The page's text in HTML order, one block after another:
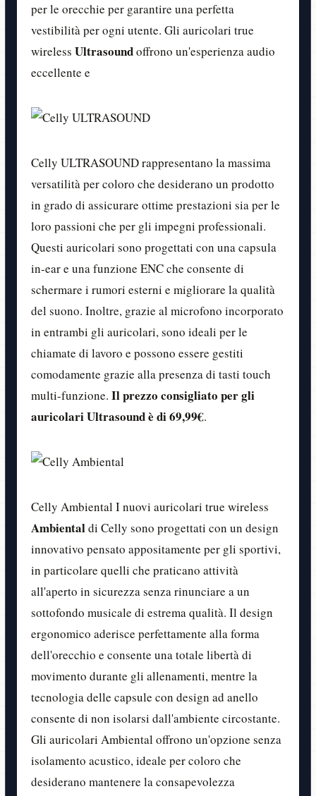
per le orecchie per garantire una perfetta
vestibilità per ogni utente. Gli auricolari true
wireless Ultrasoundoffrono un'esperienza audio
eccellente e
Celly ULTRASOUND rappresentano la massima
versatilità per coloro che desiderano un prodotto
in grado di assicurare ottime prestazioni sia per le
loro passioni che per gli impegni professionali.
Questi auricolari sono progettati con una capsula
in-ear e una funzione ENC che consente di
schermare i rumori esterni e migliorare la qualità
del suono. Inoltre, grazie al microfono incorporato
in entrambi gli auricolari, sono ideali per le
chiamate di lavoro e possono essere gestiti
comodamente grazie alla presenza di tasti touch
multi-funzione. Il prezzo consigliato per gli
auricolari Ultrasound è di 69,99€.
Celly Ambiental I nuovi auricolari true wireless
Ambientaldi Celly sono progettati con un design
innovativo pensato appositamente per gli sportivi,
in particolare quelli che praticano attività
all'aperto in sicurezza senza rinunciare a un
sottofondo musicale di estrema qualità. Il design
ergonomico aderisce perfettamente alla forma
dell'orecchio e consente una totale libertà di
movimento durante gli allenamenti, mentre la
tecnologia delle capsule con design ad anello
consente di non isolarsi dall'ambiente circostante.
Gli auricolari Ambiental offrono un'opzione senza
isolamento acustico, ideale per coloro che
desiderano mantenere la consapevolezza